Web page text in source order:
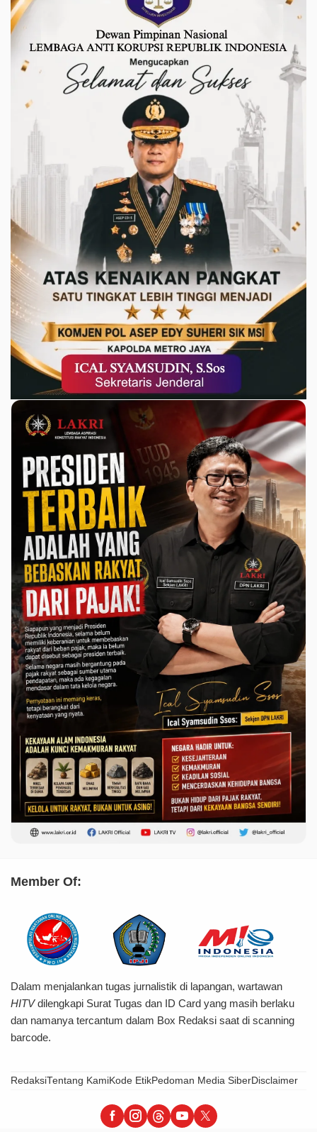
Member Of:
Dalam menjalankan tugas jurnalistik di lapangan, wartawan
HITVdilengkapi Surat Tugas dan ID Card yang masih berlaku
dan namanya tercantum dalam Box Redaksi saat di scanning
barcode.
RedaksiTentang KamiKode EtikPedoman Media SiberDisclaimer